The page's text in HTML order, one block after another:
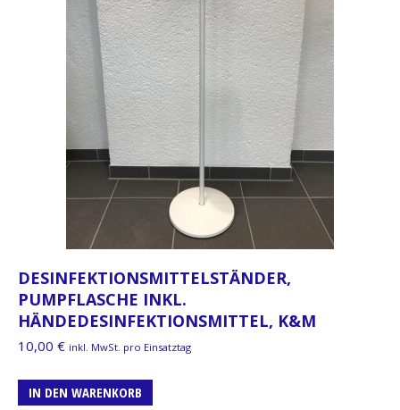
DESINFEKTIONSMITTELSTÄNDER,
PUMPFLASCHE INKL.
HÄNDEDESINFEKTIONSMITTEL, K&M
10,00 € inkl. MwSt. pro Einsatztag
IN DEN WARENKORB